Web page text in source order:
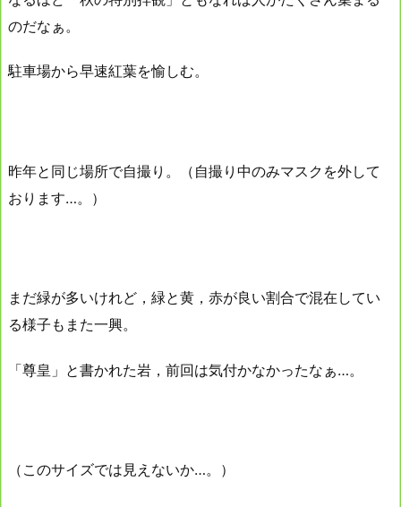
のだなぁ。
駐車場から早速紅葉を愉しむ。
昨年と同じ場所で自撮り。（自撮り中のみマスクを外して
おります…。）
まだ緑が多いけれど，緑と黄，赤が良い割合で混在してい
る様子もまた一興。
「尊皇」と書かれた岩，前回は気付かなかったなぁ…。
（このサイズでは見えないか…。）